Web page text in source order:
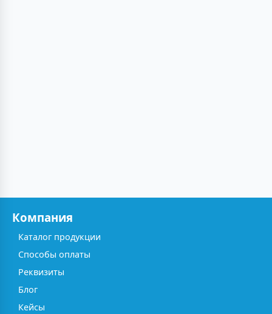
Компания
Каталог продукции
Способы оплаты
Реквизиты
Блог
Кейсы